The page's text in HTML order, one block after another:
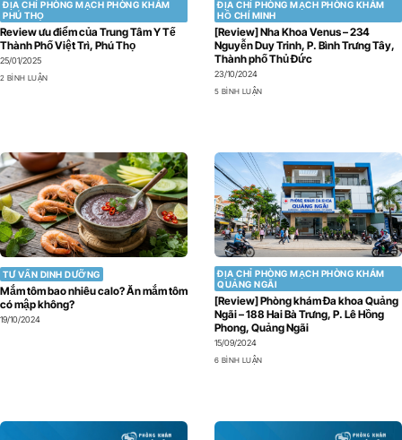
ĐỊA CHỈ PHÒNG MẠCH PHÒNG KHÁM
PHÚ THỌ
Review ưu điểm của Trung Tâm Y Tế
Thành Phố Việt Trì, Phú Thọ
25/01/2025
2 BÌNH LUẬN
ĐỊA CHỈ PHÒNG MẠCH PHÒNG KHÁM
HỒ CHÍ MINH
[Review] Nha Khoa Venus – 234
Nguyễn Duy Trinh, P. Bình Trưng Tây,
Thành phố Thủ Đức
23/10/2024
5 BÌNH LUẬN
TƯ VẤN DINH DƯỠNG
Mắm tôm bao nhiêu calo? Ăn mắm tôm
có mập không?
19/10/2024
ĐỊA CHỈ PHÒNG MẠCH PHÒNG KHÁM
QUẢNG NGÃI
[Review] Phòng khám Đa khoa Quảng
Ngãi – 188 Hai Bà Trưng, P. Lê Hồng
Phong, Quảng Ngãi
15/09/2024
6 BÌNH LUẬN